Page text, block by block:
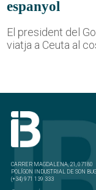
espanyol
El president del
viatja a Ceuta al
CARRER MAGDALENA, 21, 07180
POLÍGON INDUSTRIAL DE SON
(+34) 971 139 333